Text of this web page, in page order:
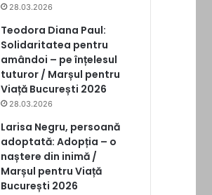
28.03.2026
Teodora Diana Paul:
Solidaritatea pentru
amândoi – pe înțelesul
tuturor / Marșul pentru
Viață București 2026
28.03.2026
Larisa Negru, persoană
adoptată: Adopția – o
naștere din inimă /
Marșul pentru Viață
București 2026